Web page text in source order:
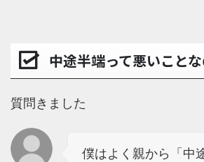
中途半端って悪いことな
質問きました
僕はよく親から「中